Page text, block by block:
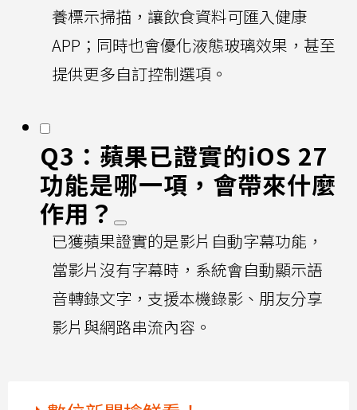
養標示掃描，讓飲食資料可匯入健康
APP；同時也會優化液態玻璃效果，甚至
提供更多自訂控制選項。
Q3：蘋果已證實的iOS 27
功能是哪一項，會帶來什麼
作用？
已獲蘋果證實的是影片自動字幕功能，
當影片沒有字幕時，系統會自動顯示語
音轉錄文字，支援本機錄影、朋友分享
影片與網路串流內容。